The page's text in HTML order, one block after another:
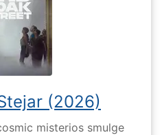
(2026)
misterios smulge